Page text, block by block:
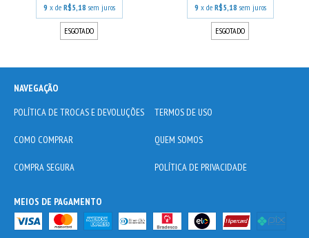
9 x de R$5,18 sem juros
ESGOTADO
9 x de R$5,18 sem juros
ESGOTADO
NAVEGAÇÃO
POLÍTICA DE TROCAS E DEVOLUÇÕES
TERMOS DE USO
COMO COMPRAR QUEM SOMOS
COMPRA SEGURA POLÍTICA DE PRIVACIDADE
MEIOS DE PAGAMENTO